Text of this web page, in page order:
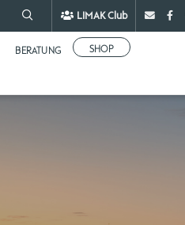
LIMAK Club
BERATUNG SHOP